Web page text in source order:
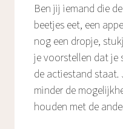
Ben jij iemand die
beetjes eet, een
nog een dropje,
je voorstellen dat je
de actiestand staat.
minder de
houden met de